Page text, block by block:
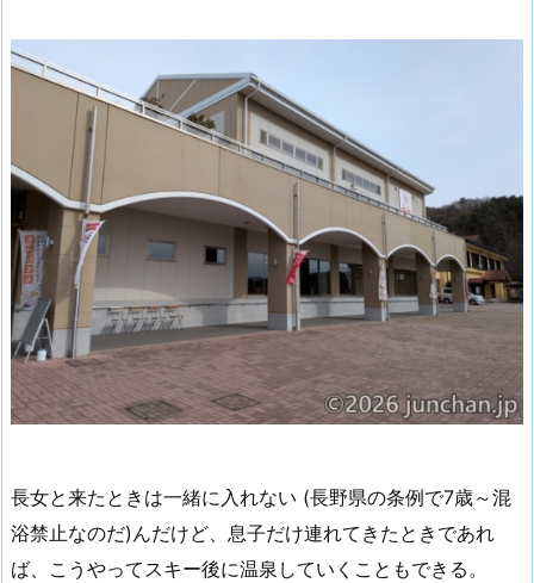
長女と来たときは一緒に入れない (長野県の条例で7歳～混
浴禁止なのだ)んだけど、息子だけ連れてきたときであれ
ば、こうやってスキー後に温泉していくこともできる。